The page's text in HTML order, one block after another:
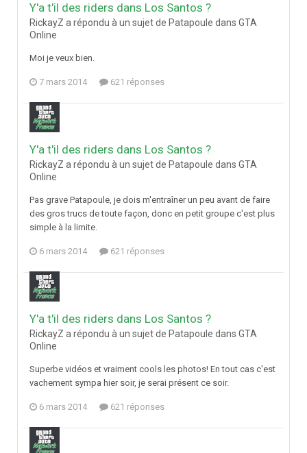
Y'a t'il des riders dans Los Santos ?
RickayZ a répondu à un sujet de Patapoule dans GTA
Online
Moi je veux bien.
7 mars 2014 621 réponses
Y'a t'il des riders dans Los Santos ?
RickayZ a répondu à un sujet de Patapoule dans GTA
Online
Pas grave Patapoule, je dois m'entraîner un peu avant de faire
des gros trucs de toute façon, donc en petit groupe c'est plus
simple à la limite.
6 mars 2014 621 réponses
Y'a t'il des riders dans Los Santos ?
RickayZ a répondu à un sujet de Patapoule dans GTA
Online
Superbe vidéos et vraiment cools les photos! En tout cas c'est
vachement sympa hier soir, je serai présent ce soir.
6 mars 2014 621 réponses